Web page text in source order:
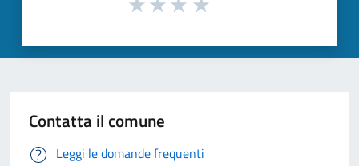
Contatta il comune
Leggi le domande frequenti